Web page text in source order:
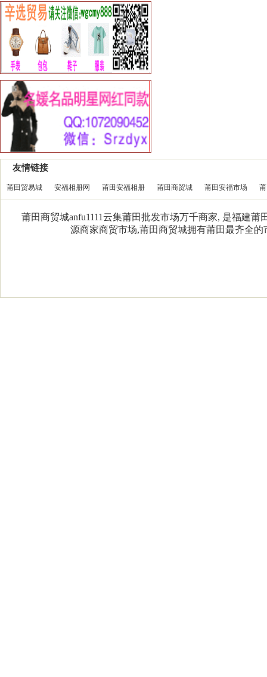
友情链接
莆田贸易城 安福相册网 莆田安福相册 莆田商贸城 莆田安福市场
莆田商贸城anfu1111云集莆田批发市场万千商家, 是福建
源商家商贸市场,莆田商贸城拥有莆田最齐全